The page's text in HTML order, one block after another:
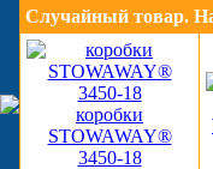
Случайный товар.
коробки
STOWAWAY®
3450-18